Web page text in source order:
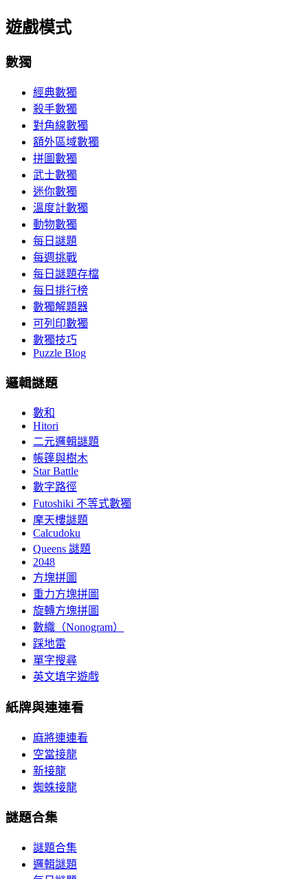
遊戲模式
數獨
經典數獨
殺手數獨
對角線數獨
額外區域數獨
拼圖數獨
武士數獨
迷你數獨
溫度計數獨
動物數獨
每日謎題
每週挑戰
每日謎題存檔
每日排行榜
數獨解題器
可列印數獨
數獨技巧
Puzzle Blog
邏輯謎題
數和
Hitori
二元邏輯謎題
帳篷與樹木
Star Battle
數字路徑
Futoshiki 不等式數獨
摩天樓謎題
Calcudoku
Queens 謎題
2048
方塊拼圖
重力方塊拼圖
旋轉方塊拼圖
數織（Nonogram）
踩地雷
單字搜尋
英文填字遊戲
紙牌與連連看
麻將連連看
空當接龍
新接龍
蜘蛛接龍
謎題合集
謎題合集
邏輯謎題